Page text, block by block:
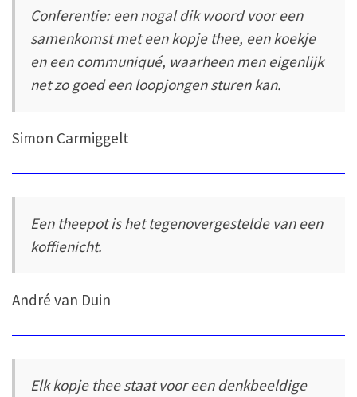
Conferentie: een nogal dik woord voor een
samenkomst met een kopje thee, een koekje
en een communiqué, waarheen men eigenlijk
net zo goed een loopjongen sturen kan.
Simon Carmiggelt
Een theepot is het tegenovergestelde van een
koffienicht.
André van Duin
Elk kopje thee staat voor een denkbeeldige